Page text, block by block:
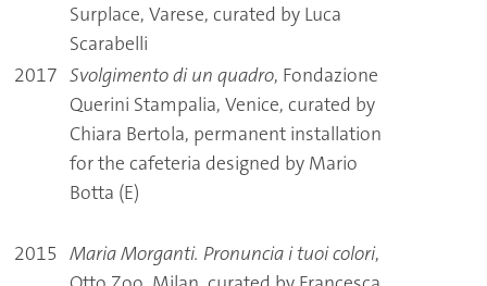
Surplace, Varese, curated by Luca
Scarabelli
2017 Svolgimento di un quadro, Fondazione
Querini Stampalia, Venice, curated by
Chiara Bertola, permanent installation
for the cafeteria designed by Mario
Botta (E)
2015 Maria Morganti. Pronuncia i tuoi colori,